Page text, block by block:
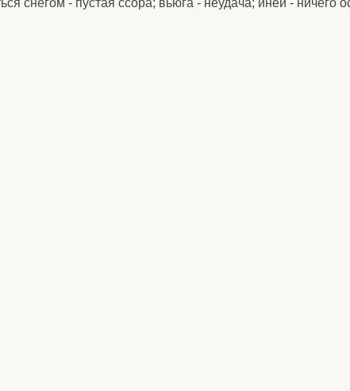
снегом - пустая ссора; вьюга - неудача; иней - ничего